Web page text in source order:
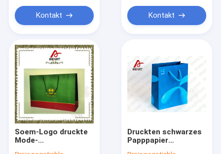
Kontakt Kontakt
Soem-Logo druckte
Mode-
Druckten schwarzes
Papppapier